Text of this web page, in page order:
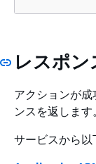
レスポン
アクションが
ンスを返します。
サービスから以